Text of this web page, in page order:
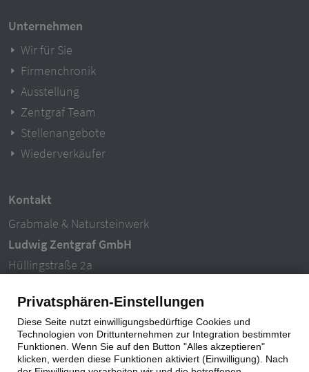
Unternehmen
Wir für Sie
Firmenchronik
Ausstellung
Zentgraf Team
Stellenangebote
Wiederverkäufer
Kontakt
Grabmale & Natursteinwerk
Ludwig Zentgraf GmbH
Hüllingstraße 2a
Tel.: 06093 – 996940
E-Mail: info@ludwigzentgraf.de
Impressum|Datenschutz
Privatsphären-Einstellungen
Diese Seite nutzt einwilligungsbedürftige Cookies und
Technologien von Drittunternehmen zur Integration bestimmter
Funktionen. Wenn Sie auf den Button "Alles akzeptieren"
klicken, werden diese Funktionen aktiviert (Einwilligung). Nach